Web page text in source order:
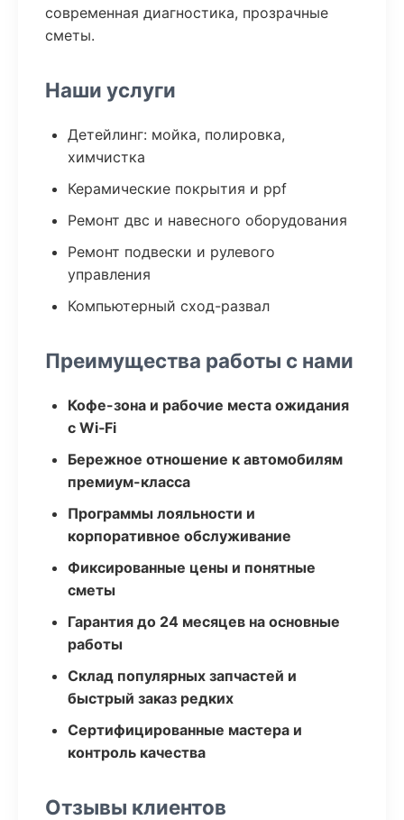
современная диагностика, прозрачные
сметы.
Наши услуги
Детейлинг: мойка, полировка,
химчистка
Керамические покрытия и ppf
Ремонт двс и навесного оборудования
Ремонт подвески и рулевого
управления
Компьютерный сход-развал
Преимущества работы с нами
Кофе-зона и рабочие места ожидания
с Wi‑Fi
Бережное отношение к автомобилям
премиум-класса
Программы лояльности и
корпоративное обслуживание
Фиксированные цены и понятные
сметы
Гарантия до 24 месяцев на основные
работы
Склад популярных запчастей и
быстрый заказ редких
Сертифицированные мастера и
контроль качества
Отзывы клиентов